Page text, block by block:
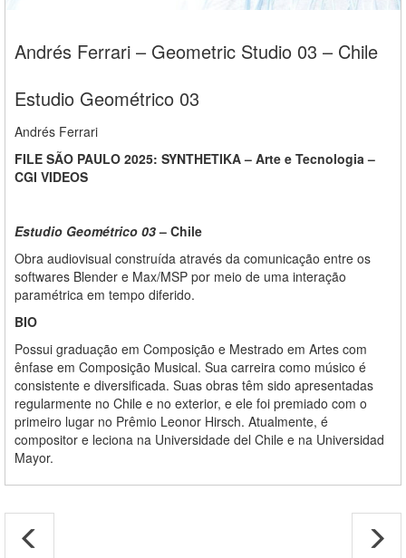
Andrés Ferrari – Geometric Studio 03 – Chile
Estudio Geométrico 03
Andrés Ferrari
FILE SÃO PAULO 2025: SYNTHETIKA – Arte e Tecnologia –
CGI VIDEOS
Estudio Geométrico 03– Chile
Obra audiovisual construída através da comunicação entre os
softwares Blender e Max/MSP por meio de uma interação
paramétrica em tempo diferido.
BIO
Possui graduação em Composição e Mestrado em Artes com
ênfase em Composição Musical. Sua carreira como músico é
consistente e diversificada. Suas obras têm sido apresentadas
regularmente no Chile e no exterior, e ele foi premiado com o
primeiro lugar no Prêmio Leonor Hirsch. Atualmente, é
compositor e leciona na Universidade del Chile e na Universidad
Mayor.